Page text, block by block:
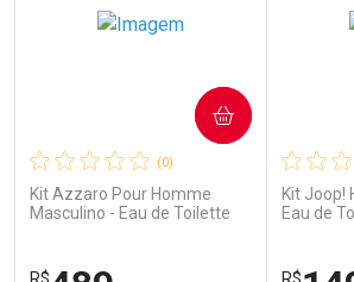
Comprar sem Desconto
Por R$ 389,90/cada
Comprar sem Desconto
Por R$ 389,90/cada
Por R$
Por R$
(0)
Kit Azzaro Pour Homme
Masculino - Eau de Toilette
COMPRAR
Kit Joop!
Eau de